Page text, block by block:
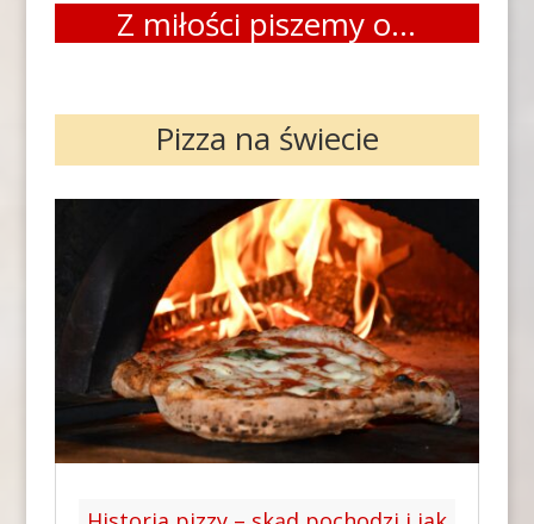
Z miłości piszemy o…
Pizza na świecie